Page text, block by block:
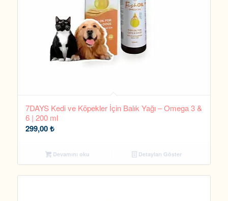
7DAYS Kedi ve Köpekler İçin Balık Yağı – Omega 3 &
6 | 200 ml
299,00₺
Devamını oku Detayları Göster